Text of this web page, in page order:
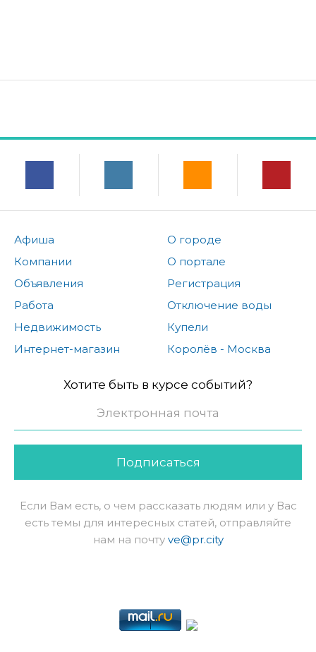
Афиша
Компании
Объявления
Работа
Недвижимость
Интернет-магазин
О городе
О портале
Регистрация
Отключение воды
Купели
Королёв - Москва
Хотите быть в курсе событий?
Подписаться
Если Вам есть, о чем рассказать людям или у Вас
есть темы для интересных статей, отправляйте
нам на почту ve@pr.city